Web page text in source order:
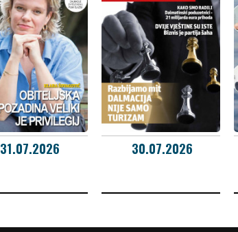
31.07.2026 30.07.2026